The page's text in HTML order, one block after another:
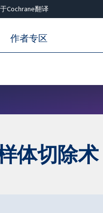
Cochrane翻译
作者专区
体切除术